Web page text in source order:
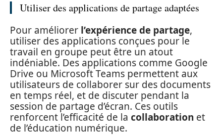
Utiliser des applications de partage adaptées
Pour améliorer l’expérience de partage,
utiliser des applications conçues pour le
travail en groupe peut être un atout
indéniable. Des applications comme Google
Drive ou Microsoft Teams permettent aux
utilisateurs de collaborer sur des documents
en temps réel, et de discuter pendant la
session de partage d’écran. Ces outils
renforcent l’efficacité de la collaboration et
de l’éducation numérique.